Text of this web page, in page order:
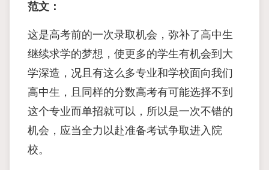
范文：
这是高考前的一次录取机会，弥补了高中生
继续求学的梦想，使更多的学生有机会到大
学深造，况且有这么多专业和学校面向我们
高中生，且同样的分数高考有可能选择不到
这个专业而单招就可以，所以是一次不错的
机会，应当全力以赴准备考试争取进入院
校。